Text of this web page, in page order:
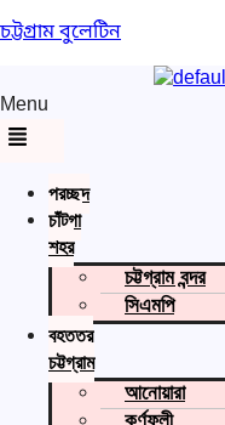
চট্টগ্রাম বুলেটিন
Menu
প্রচ্ছদ
চাঁটগা
শহর
চট্টগ্রাম বন্দর
সিএমপি
বৃহত্তর
চট্টগ্রাম
আনোয়ারা